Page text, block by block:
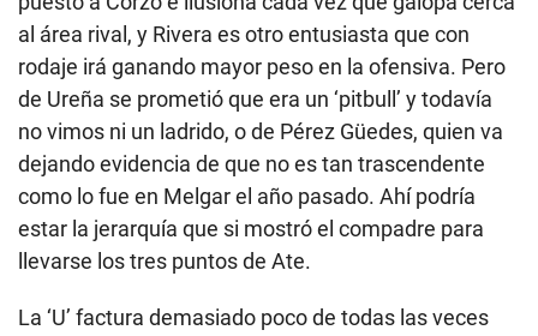
al área rival, y Rivera es otro entusiasta que con
rodaje irá ganando mayor peso en la ofensiva. Pero
de Ureña se prometió que era un ‘pitbull’ y todavía
no vimos ni un ladrido, o de Pérez Güedes, quien va
dejando evidencia de que no es tan trascendente
como lo fue en Melgar el año pasado. Ahí podría
estar la jerarquía que si mostró el compadre para
llevarse los tres puntos de Ate.
La ‘U’ factura demasiado poco de todas las veces